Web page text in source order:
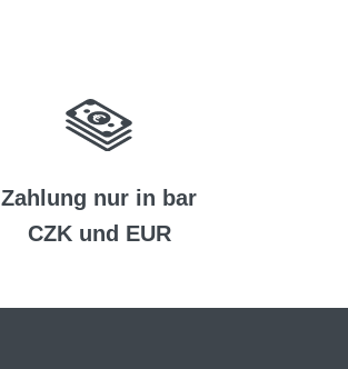
Zahlung nur in bar
CZK und EUR